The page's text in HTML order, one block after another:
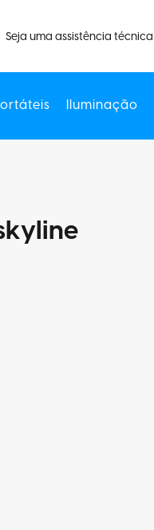
Seja uma assistência técnica
Iluminação